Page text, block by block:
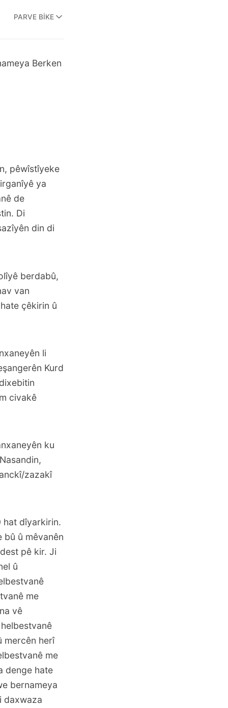
PARVE BIKE
Berken
pêwîstîyeke
ya
de
Di
din di
berdabû,
van
çêkirin û
li
Kurd
civakê
ku
zazakî
hat dîyarkirin.
bû û mêvanên
pê kir. Ji
û
me
vê
mercên herî
me
denge hate
bernameya
daxwaza